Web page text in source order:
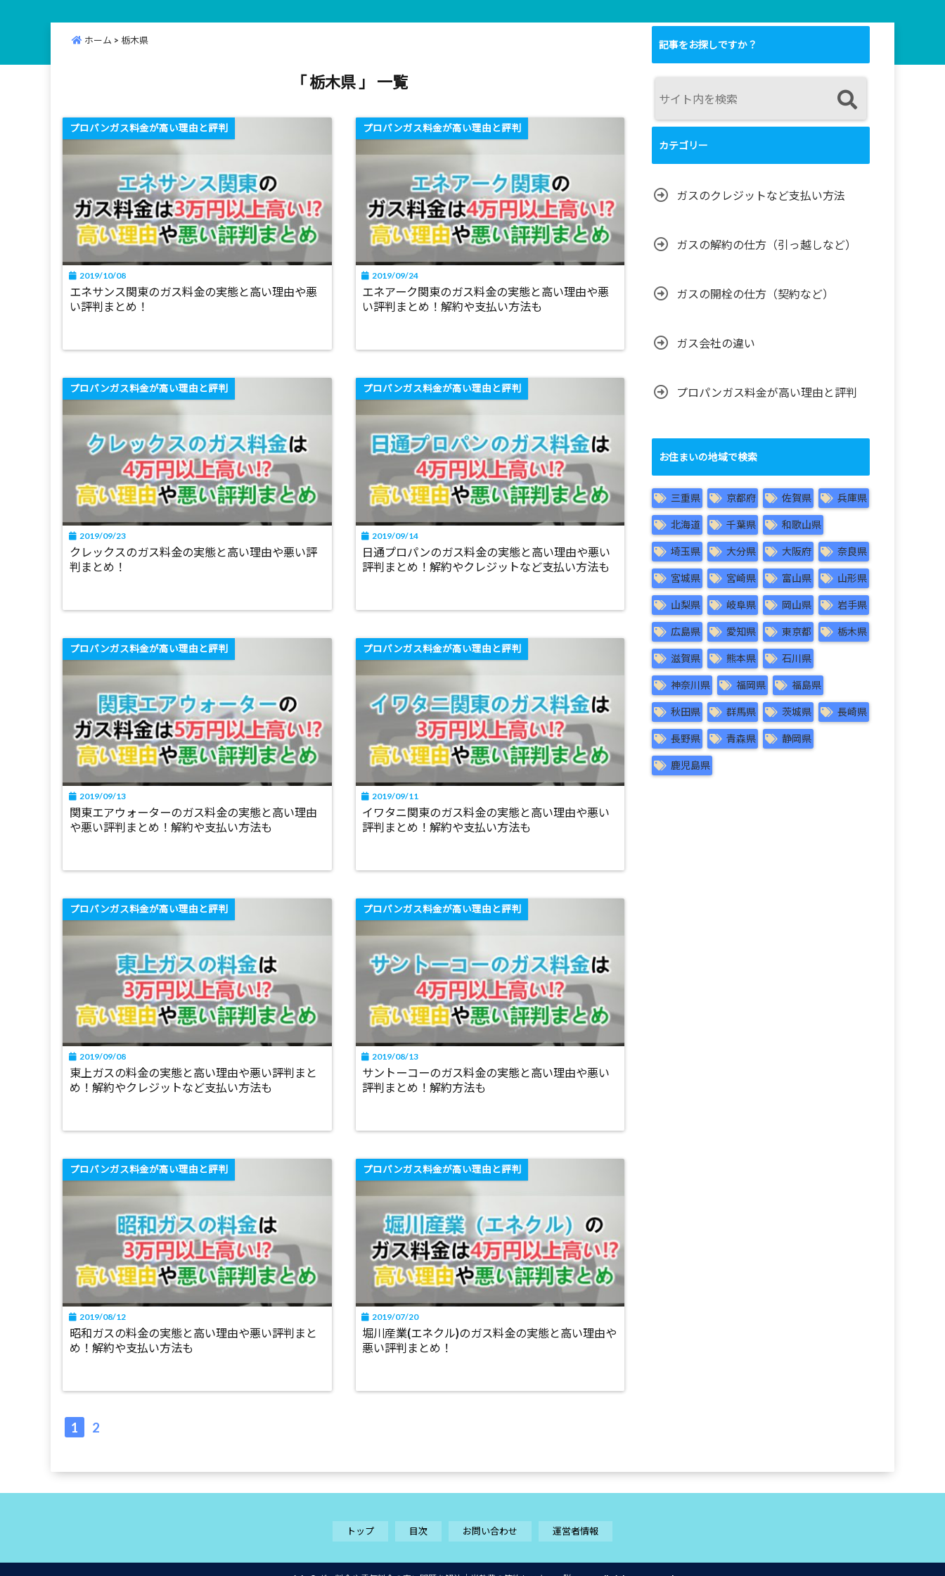
ホーム > 栃木県
「 栃木県 」 一覧
プロパンガス料金が高い理由と評判
2019/10/08
エネサンス関東のガス料金の実態と高い理由や悪
い評判まとめ！
プロパンガス料金が高い理由と評判
2019/09/24
エネアーク関東のガス料金の実態と高い理由や悪
い評判まとめ！解約や支払い方法も
プロパンガス料金が高い理由と評判
2019/09/23
クレックスのガス料金の実態と高い理由や悪い評
判まとめ！
プロパンガス料金が高い理由と評判
2019/09/14
日通プロパンのガス料金の実態と高い理由や悪い
評判まとめ！解約やクレジットなど支払い方法も
プロパンガス料金が高い理由と評判
2019/09/13
関東エアウォーターのガス料金の実態と高い理由
や悪い評判まとめ！解約や支払い方法も
プロパンガス料金が高い理由と評判
2019/09/11
イワタニ関東のガス料金の実態と高い理由や悪い
評判まとめ！解約や支払い方法も
プロパンガス料金が高い理由と評判
2019/09/08
東上ガスの料金の実態と高い理由や悪い評判まと
め！解約やクレジットなど支払い方法も
プロパンガス料金が高い理由と評判
2019/08/13
サントーコーのガス料金の実態と高い理由や悪い
評判まとめ！解約方法も
プロパンガス料金が高い理由と評判
2019/08/12
昭和ガスの料金の実態と高い理由や悪い評判まと
め！解約や支払い方法も
プロパンガス料金が高い理由と評判
2019/07/20
堀川産業(エネクル)のガス料金の実態と高い理由や
悪い評判まとめ！
1 2
記事をお探しですか？
カテゴリー
ガスのクレジットなど支払い方法
ガスの解約の仕方（引っ越しなど）
ガスの開栓の仕方（契約など）
ガス会社の違い
プロパンガス料金が高い理由と評判
お住まいの地域で検索
三重県 京都府 佐賀県 兵庫県
北海道 千葉県 和歌山県
埼玉県 大分県 大阪府 奈良県
宮城県 宮崎県 富山県 山形県
山梨県 岐阜県 岡山県 岩手県
広島県 愛知県 東京都 栃木県
滋賀県 熊本県 石川県
神奈川県 福岡県 福島県
秋田県 群馬県 茨城県 長崎県
長野県 青森県 静岡県
鹿児島県
トップ 目次 お問い合わせ 運営者情報